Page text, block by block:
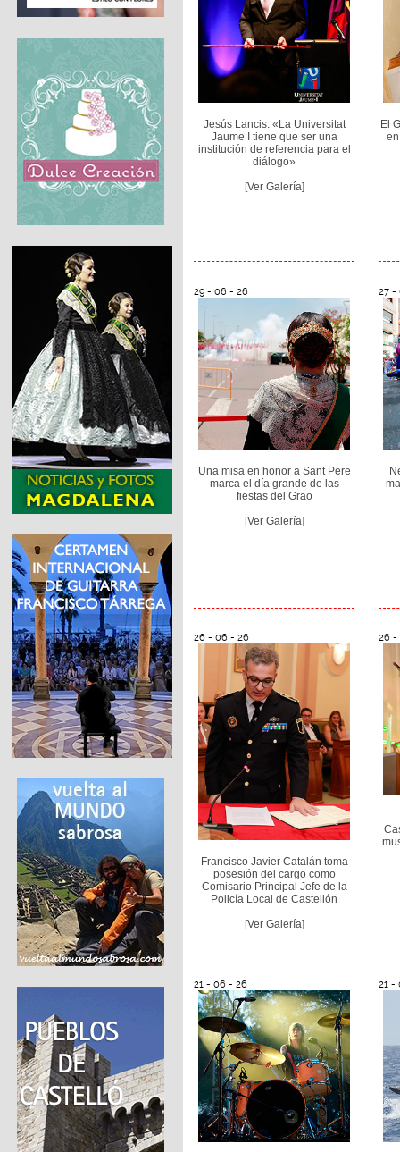
Jesús Lancis: «La Universitat
Jaume I tiene que ser una
institución de referencia para el
diálogo»
[Ver Galería]
El
29 - 06 - 26
Una misa en honor a Sant Pere
marca el día grande de las
fiestas del Grao
[Ver Galería]
27 -
26 - 06 - 26
Francisco Javier Catalán toma
posesión del cargo como
Comisario Principal Jefe de la
Policía Local de Castellón
[Ver Galería]
26 -
21 - 06 - 26 21 -